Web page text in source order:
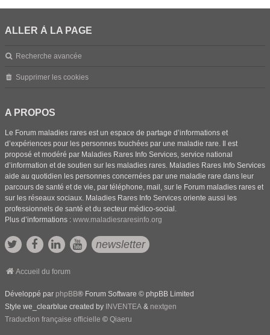
ALLER À LA PAGE
Recherche avancée
Supprimer les cookies
A PROPOS
Le Forum maladies rares est un espace de partage d’informations et
d’expériences pour les personnes touchées par une maladie rare. Il est
proposé et modéré par Maladies Rares Info Services, service national
d’information et de soutien sur les maladies rares. Maladies Rares Info Services
aide au quotidien les personnes concernées par une maladie rare dans leur
parcours de santé et de vie, par téléphone, mail, sur le Forum maladies rares et
sur les réseaux sociaux. Maladies Rares Info Services oriente aussi les
professionnels de santé et du secteur médico-social.
Plus d’informations : www.maladiesraresinfo.org
newsletter
Accueil du forum
Développé par phpBB® Forum Software © phpBB Limited
Style we_clearblue created by INVENTEA & nextgen
Traduction française officielle © Qiaeru